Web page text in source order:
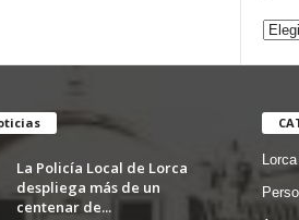
La Policía Local de Lorca
despliega más de un
centenar de...
Lorca